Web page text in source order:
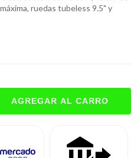
ruedas tubeless 9.5" y